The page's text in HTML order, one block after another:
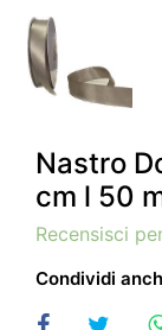
Nastro
cm l 50
Recensisci
Condividi